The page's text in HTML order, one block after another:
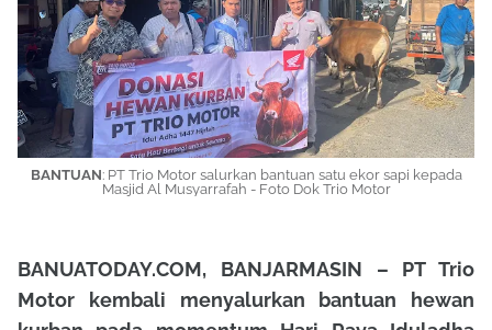
BANTUAN: PT Trio Motor salurkan bantuan satu ekor sapi kepada
Masjid Al Musyarrafah - Foto Dok Trio Motor
BANUATODAY.COM, BANJARMASIN – PT Trio
Motor kembali menyalurkan bantuan hewan